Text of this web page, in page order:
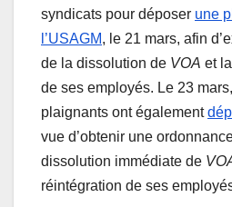
syndicats pour déposer une
l’USAGM, le 21 mars, afin
de la dissolution de VOA et
de ses employés. Le 23
plaignants ont également
vue d’obtenir une
dissolution immédiate de
réintégration de ses